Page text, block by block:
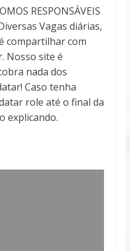
RESPONSÁVEIS
Vagas diárias,
compartilhar com
Nosso site é
nada dos
Caso tenha
role até o final da
explicando.